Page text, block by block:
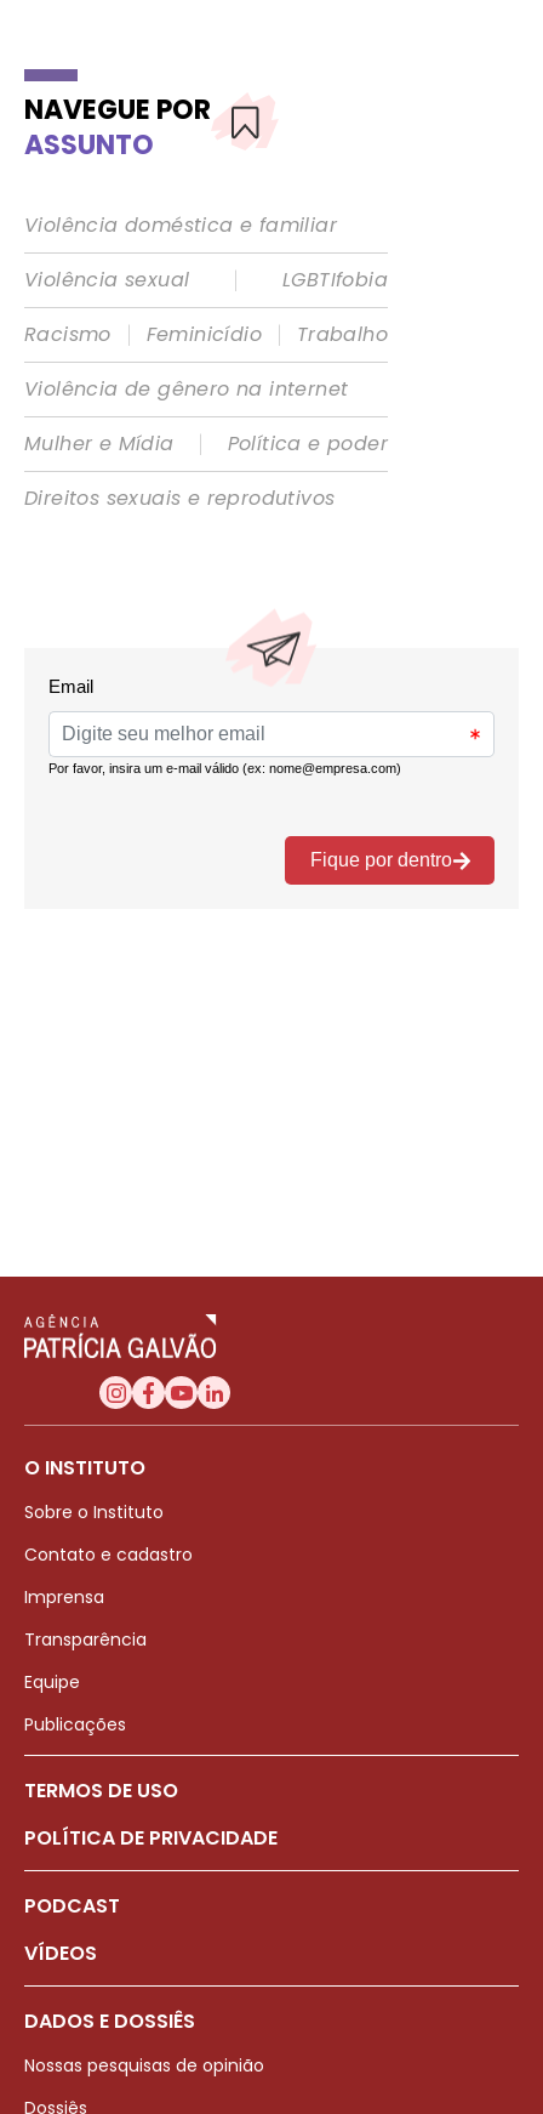
NAVEGUE POR
ASSUNTO
Violência doméstica e familiar
Violência sexual
|
LGBTIfobia
Racismo
| Feminicídio |
Trabalho
Violência de gênero na internet
Mulher e Mídia
|
Política e poder
Direitos sexuais e reprodutivos
O INSTITUTO
Sobre o Instituto
Contato e cadastro
Imprensa
Transparência
Equipe
Publicações
TERMOS DE USO
POLÍTICA DE PRIVACIDADE
PODCAST
VÍDEOS
DADOS E DOSSIÊS
Nossas pesquisas de opinião
Dossiês